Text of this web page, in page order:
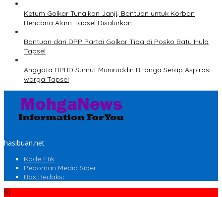
Ketum Golkar Tunaikan Janji, Bantuan untuk Korban
Bencana Alam Tapsel Disalurkan
Bantuan dari DPP Partai Golkar Tiba di Posko Batu Hula
Tapsel
Anggota DPRD Sumut Muniruddin Ritonga Serap Aspirasi
warga Tapsel
hasibuan.net
Kode Etik
Pedoman Media Siber
Box Redaksi